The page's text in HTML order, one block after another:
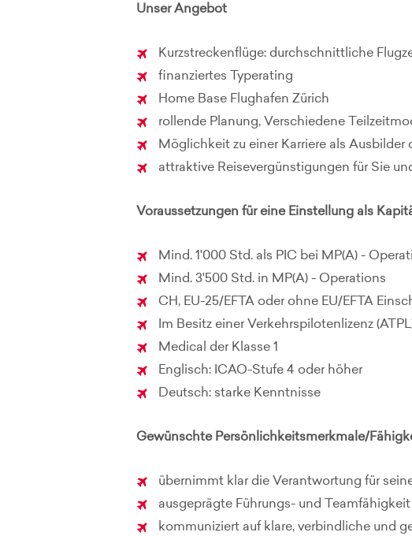
Unser Angebot
Kurzstreckenflüge: durchschnittliche
finanziertes Typerating
Home Base Flughafen Zürich
rollende Planung, Verschiedene
Möglichkeit zu einer Karriere als
attraktive Reisevergünstigungen für Sie
Voraussetzungen für eine Einstellung als
Mind. 1'000 Std. als PIC bei MP(A) -
Mind. 3'500 Std. in MP(A) - Operations
CH, EU-25/EFTA oder ohne EU/EFTA
Im Besitz einer Verkehrspilotenlizenz
Medical der Klasse 1
Englisch: ICAO-Stufe 4 oder höher
Deutsch: starke Kenntnisse
Gewünschte Persönlichkeitsmerkmale/
übernimmt klar die Verantwortung für
ausgeprägte Führungs- und Teamfähigkeit
kommuniziert auf klare, verbindliche und